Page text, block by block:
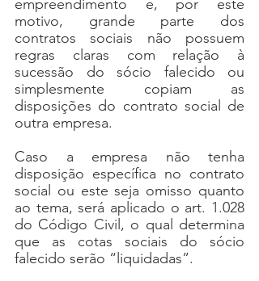
empreendimento e, por este
motivo, grande parte dos
contratos sociais não possuem
regras claras com relação à
sucessão do sócio falecido ou
simplesmente copiam as
disposições do contrato social de
outra empresa.
Caso a empresa não tenha
disposição específica no contrato
social ou este seja omisso quanto
ao tema, será aplicado o art. 1.028
do Código Civil, o qual determina
que as cotas sociais do sócio
falecido serão “liquidadas”.